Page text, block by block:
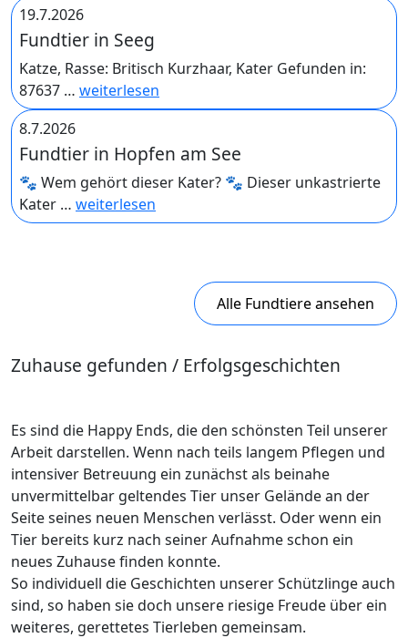
19.7.2026
Fundtier in Seeg
Katze, Rasse: Britisch Kurzhaar, Kater Gefunden in:
87637 … weiterlesen
8.7.2026
Fundtier in Hopfen am See
🐾 Wem gehört dieser Kater? 🐾 Dieser unkastrierte
Kater … weiterlesen
Alle Fundtiere ansehen
Zuhause gefunden / Erfolgsgeschichten
Es sind die Happy Ends, die den schönsten Teil unserer
Arbeit darstellen. Wenn nach teils langem Pflegen und
intensiver Betreuung ein zunächst als beinahe
unvermittelbar geltendes Tier unser Gelände an der
Seite seines neuen Menschen verlässt. Oder wenn ein
Tier bereits kurz nach seiner Aufnahme schon ein
neues Zuhause finden konnte.
So individuell die Geschichten unserer Schützlinge auch
sind, so haben sie doch unsere riesige Freude über ein
weiteres, gerettetes Tierleben gemeinsam.